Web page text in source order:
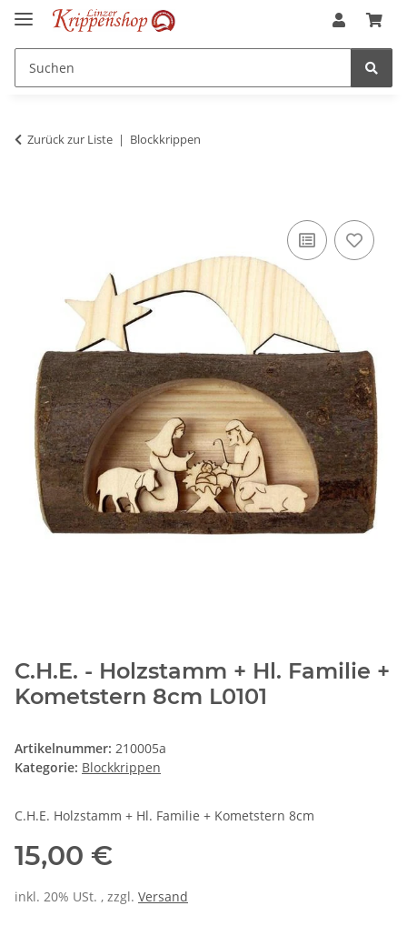
Zurück zur Liste Blockkrippen
C.H.E. - Holzstamm + Hl. Familie +
Kometstern 8cm L0101
Artikelnummer: 210005a
Kategorie: Blockkrippen
C.H.E. Holzstamm + Hl. Familie + Kometstern 8cm
15,00 €
inkl. 20% USt. , zzgl. Versand